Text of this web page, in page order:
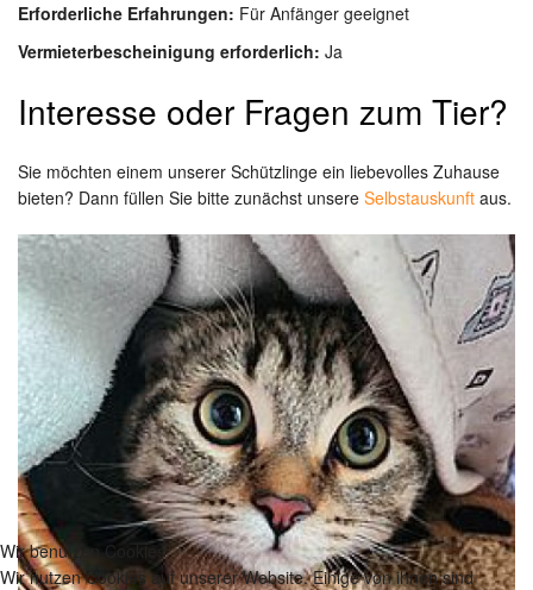
Erforderliche Erfahrungen: Für Anfänger geeignet
Vermieterbescheinigung erforderlich: Ja
Interesse oder Fragen zum Tier?
Sie möchten einem unserer Schützlinge ein liebevolles Zuhause
bieten? Dann füllen Sie bitte zunächst unsere Selbstauskunft aus.
Wir benutzen Cookies
Wir nutzen Cookies auf unserer Website. Einige von ihnen sind